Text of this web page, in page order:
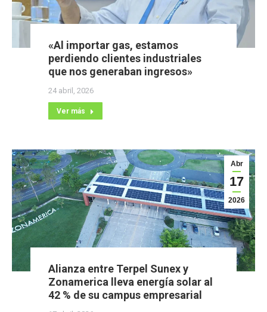
«Al importar gas, estamos
perdiendo clientes industriales
que nos generaban ingresos»
24 abril, 2026
Ver más
Abr
17
2026
Alianza entre Terpel Sunex y
Zonamerica lleva energía solar al
42 % de su campus empresarial